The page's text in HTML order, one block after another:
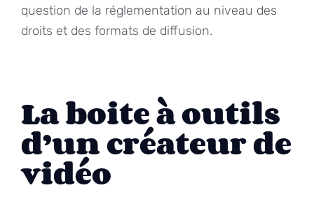
question de la réglementation au niveau des
droits et des formats de diffusion.
La boite à outils
d’un créateur de
vidéo